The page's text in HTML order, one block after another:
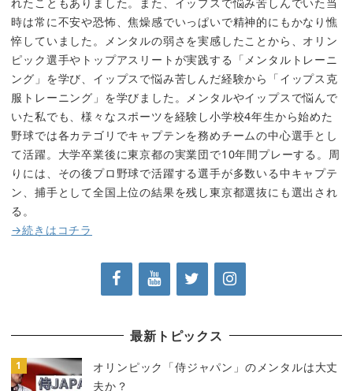
時は常に不安や恐怖、焦燥感でいっぱいで精神的にもかなり憔
悴していました。メンタルの弱さを実感したことから、オリン
ピック選手やトップアスリートが実践する「メンタルトレーニ
ング」を学び、イップスで悩み苦しんだ経験から「イップス克
服トレーニング」を学びました。メンタルやイップスで悩んで
いた私でも、様々なスポーツを経験し小学校4年生から始めた
野球では各カテゴリでキャプテンを務めチームの中心選手とし
て活躍。大学卒業後に東京都の実業団で10年間プレーする。周
りには、その後プロ野球で活躍する選手が多数いる中キャプテ
ン、捕手として全国上位の結果を残し東京都選抜にも選出され
る。
→続きはコチラ
最新トピックス
オリンピック「侍ジャパン」のメンタルは大丈
夫か？